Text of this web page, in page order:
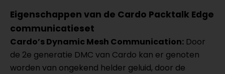
Eigenschappen van de Cardo Packtalk Edge
communicatieset
Cardo’s Dynamic Mesh Communication: Door
de 2e generatie DMC van Cardo kan er genoten
worden van ongekend helder geluid, door de